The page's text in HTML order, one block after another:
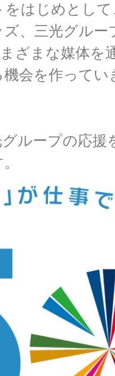
をはじめとし
、三光グルー
ざまな媒体を
会を作ってい
ループの応援